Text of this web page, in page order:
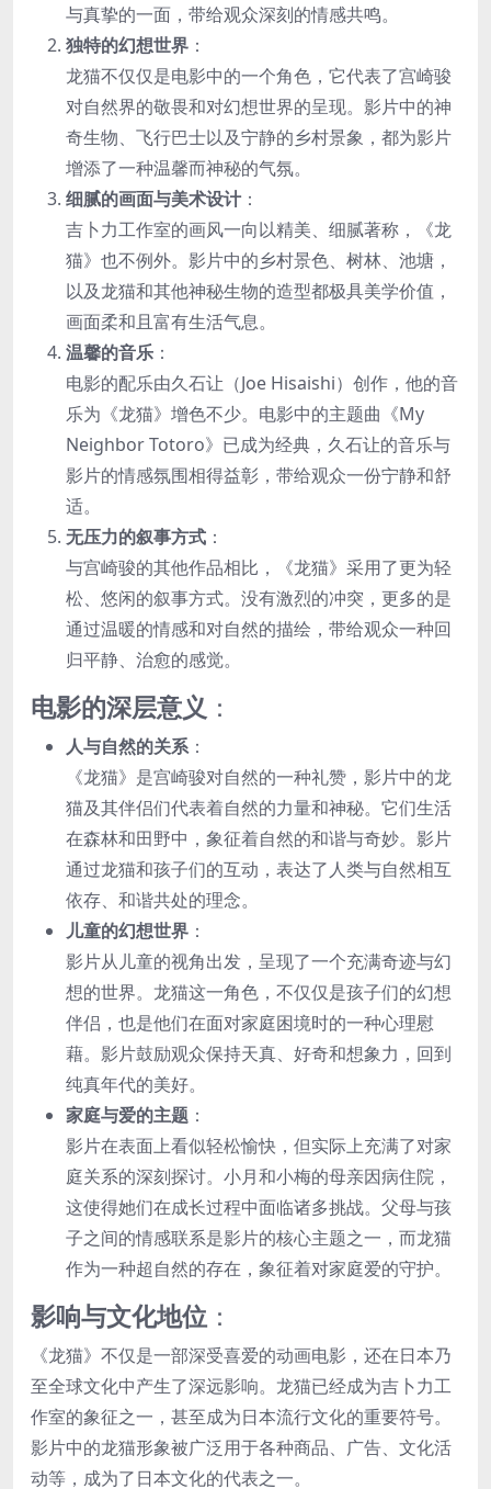
与真挚的一面，带给观众深刻的情感共鸣。
独特的幻想世界 ：
龙猫不仅仅是电影中的一个角色，它代表了宫崎骏
对自然界的敬畏和对幻想世界的呈现。影片中的神
奇生物、飞行巴士以及宁静的乡村景象，都为影片
增添了一种温馨而神秘的气氛。
细腻的画面与美术设计：
吉卜力工作室的画风一向以精美、细腻著称，《龙
猫》也不例外。影片中的乡村景色、树林、池塘，
以及龙猫和其他神秘生物的造型都极具美学价值，
画面柔和且富有生活气息。
温馨的音乐 ：
电影的配乐由久石让（Joe Hisaishi）创作，他的音
乐为《龙猫》增色不少。电影中的主题曲《My
Neighbor Totoro》已成为经典，久石让的音乐与
影片的情感氛围相得益彰，带给观众一份宁静和舒
适。
无压力的叙事方式 ：
与宫崎骏的其他作品相比，《龙猫》采用了更为轻
松、悠闲的叙事方式。没有激烈的冲突，更多的是
通过温暖的情感和对自然的描绘，带给观众一种回
归平静、治愈的感觉。
电影的深层意义 ：
人与自然的关系：
《龙猫》是宫崎骏对自然的一种礼赞，影片中的龙
猫及其伴侣们代表着自然的力量和神秘。它们生活
在森林和田野中，象征着自然的和谐与奇妙。影片
通过龙猫和孩子们的互动，表达了人类与自然相互
依存、和谐共处的理念。
儿童的幻想世界 ：
影片从儿童的视角出发，呈现了一个充满奇迹与幻
想的世界。龙猫这一角色，不仅仅是孩子们的幻想
伴侣，也是他们在面对家庭困境时的一种心理慰
藉。影片鼓励观众保持天真、好奇和想象力，回到
纯真年代的美好。
家庭与爱的主题 ：
影片在表面上看似轻松愉快，但实际上充满了对家
庭关系的深刻探讨。小月和小梅的母亲因病住院，
这使得她们在成长过程中面临诸多挑战。父母与孩
子之间的情感联系是影片的核心主题之一，而龙猫
作为一种超自然的存在，象征着对家庭爱的守护。
影响与文化地位 ：
《龙猫》不仅是一部深受喜爱的动画电影，还在日本乃
至全球文化中产生了深远影响。龙猫已经成为吉卜力工
作室的象征之一，甚至成为日本流行文化的重要符号。
影片中的龙猫形象被广泛用于各种商品、广告、文化活
动等，成为了日本文化的代表之一。